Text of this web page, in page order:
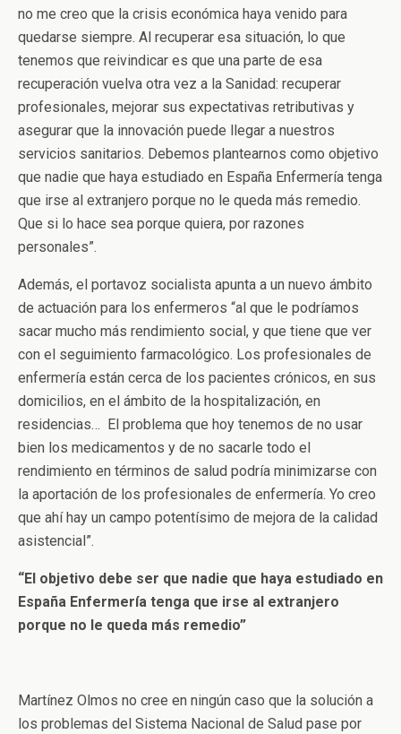
no me creo que la crisis económica haya venido para
quedarse siempre. Al recuperar esa situación, lo que
tenemos que reivindicar es que una parte de esa
recuperación vuelva otra vez a la Sanidad: recuperar
profesionales, mejorar sus expectativas retributivas y
asegurar que la innovación puede llegar a nuestros
servicios sanitarios. Debemos plantearnos como objetivo
que nadie que haya estudiado en España Enfermería tenga
que irse al extranjero porque no le queda más remedio.
Que si lo hace sea porque quiera, por razones
personales”.
Además, el portavoz socialista apunta a un nuevo ámbito
de actuación para los enfermeros “al que le podríamos
sacar mucho más rendimiento social, y que tiene que ver
con el seguimiento farmacológico. Los profesionales de
enfermería están cerca de los pacientes crónicos, en sus
domicilios, en el ámbito de la hospitalización, en
residencias… El problema que hoy tenemos de no usar
bien los medicamentos y de no sacarle todo el
rendimiento en términos de salud podría minimizarse con
la aportación de los profesionales de enfermería. Yo creo
que ahí hay un campo potentísimo de mejora de la calidad
asistencial”.
“El objetivo debe ser que nadie que haya estudiado en
España Enfermería tenga que irse al extranjero
porque no le queda más remedio”
Martínez Olmos no cree en ningún caso que la solución a
los problemas del Sistema Nacional de Salud pase por